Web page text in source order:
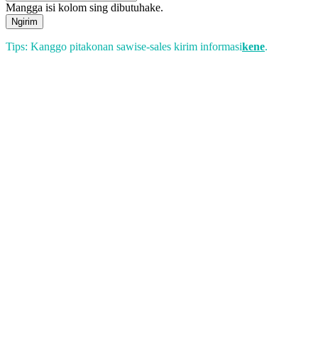
Mangga isi kolom sing dibutuhake.
Ngirim
Tips: Kanggo pitakonan sawise-sales kirim informasikene.